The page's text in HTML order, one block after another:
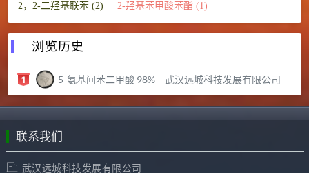
2，2-二羟基联苯 (2) 2-羟基苯甲酸苯酯 (1)
浏览历史
5-氨基间苯二甲酸 98% – 武汉远城科技发展有限公司
联系我们
武汉远城科技发展有限公司